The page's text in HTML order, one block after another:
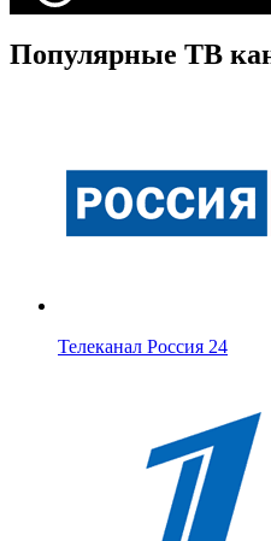
Популярные ТВ
Телеканал Россия 24